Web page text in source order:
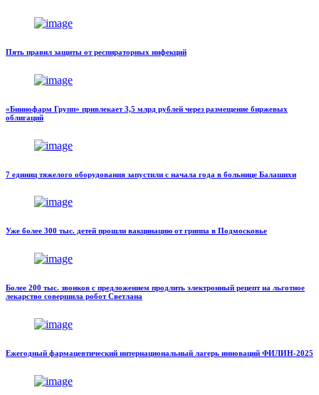
Пять правил защиты от респираторных инфекций
«Биннофарм Групп» привлекает 3,5 млрд рублей через размещение биржевых
облигаций
7 единиц тяжелого оборудования запустили с начала года в больнице Балашихи
Уже более 300 тыс. детей прошли вакцинацию от гриппа в Подмосковье
Более 200 тыс. звонков с предложением продлить электронный рецепт на льготное
лекарство совершила робот Светлана
Ежегодный фармацевтический интернациональный лагерь инноваций ФИЛИН-2025